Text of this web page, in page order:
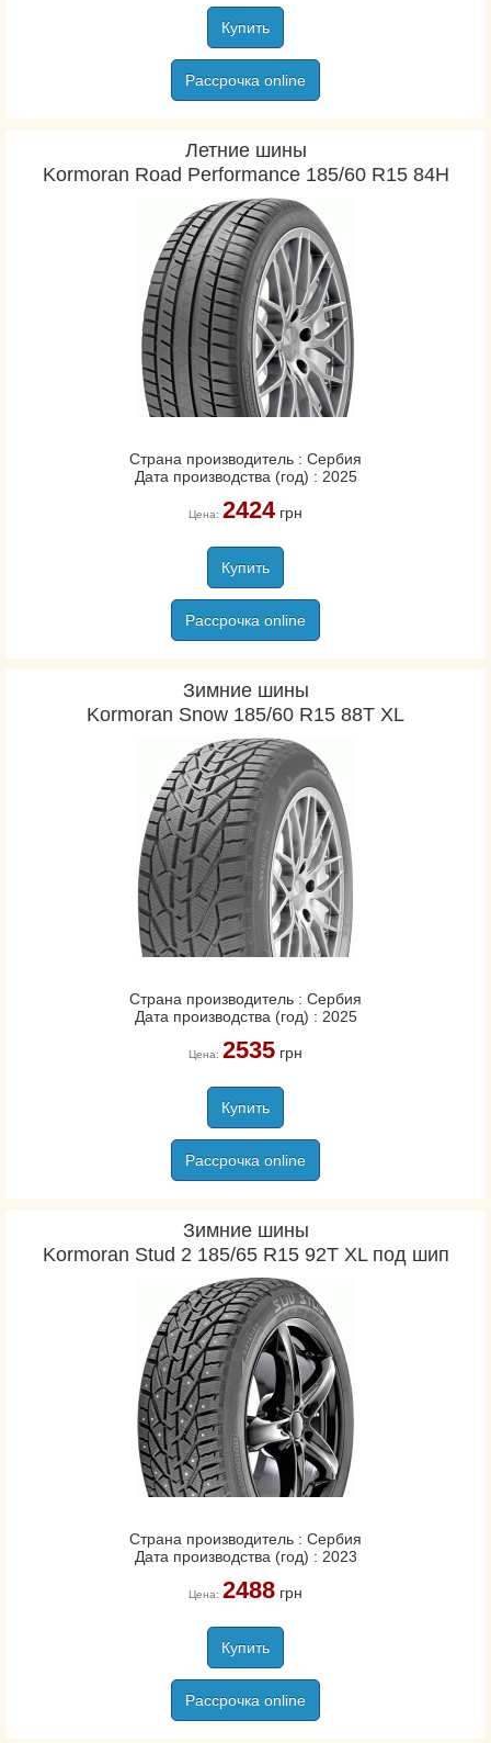
Купить
Рассрочка online
Летние шины
Kormoran Road Performance 185/60 R15 84H
Страна производитель : Сербия
Дата производства (год) : 2025
Цена: 2424грн
Купить
Рассрочка online
Зимние шины
Kormoran Snow 185/60 R15 88T XL
Страна производитель : Сербия
Дата производства (год) : 2025
Цена: 2535грн
Купить
Рассрочка online
Зимние шины
Kormoran Stud 2 185/65 R15 92T XL под шип
Страна производитель : Сербия
Дата производства (год) : 2023
Цена: 2488грн
Купить
Рассрочка online